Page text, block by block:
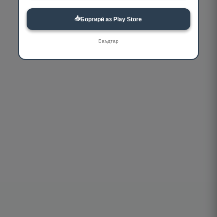
📥Боргирӣ аз Play Store
Баъдтар